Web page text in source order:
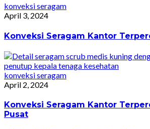
konveksi seragam
April 3, 2024
Konveksi Seragam Kantor
konveksi seragam
April 2, 2024
Konveksi Seragam Kantor
Pusat